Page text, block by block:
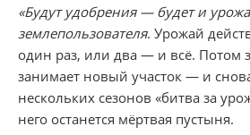
«Будут удобрения — будет и
землепользователя. Урожай
один раз, или два — и всё. Потом
занимает новый участок — и
нескольких сезонов «битва за
него останется мёртвая пустыня.